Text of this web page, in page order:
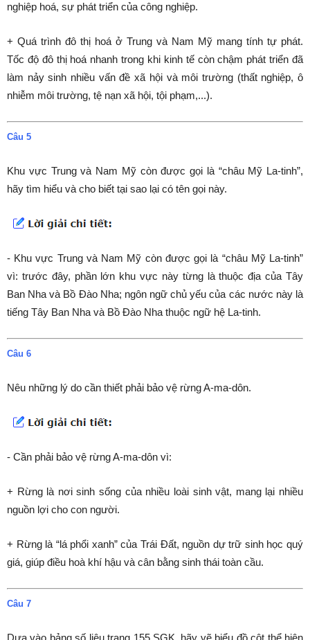
nghiệp hoá, sự phát triển của công nghiệp.
+ Quá trình đô thị hoá ở Trung và Nam Mỹ mang tính tự phát.
Tốc độ đô thị hoá nhanh trong khi kinh tế còn chậm phát triển đã
làm nảy sinh nhiều vấn đề xã hội và môi trường (thất nghiệp, ô
nhiễm môi trường, tệ nạn xã hội, tội phạm,...).
Câu 5
Khu vực Trung và Nam Mỹ còn được gọi là “châu Mỹ La-tinh”,
hãy tìm hiểu và cho biết tại sao lại có tên gọi này.
- Khu vực Trung và Nam Mỹ còn được gọi là “châu Mỹ La-tinh”
vì: trước đây, phần lớn khu vực này từng là thuộc địa của Tây
Ban Nha và Bồ Đào Nha; ngôn ngữ chủ yếu của các nước này là
tiếng Tây Ban Nha và Bồ Đào Nha thuộc ngữ hệ La-tinh.
Câu 6
Nêu những lý do cần thiết phải bảo vệ rừng A-ma-dôn.
- Cần phải bảo vệ rừng A-ma-dôn vì:
+ Rừng là nơi sinh sống của nhiều loài sinh vật, mang lại nhiều
nguồn lợi cho con người.
+ Rừng là “lá phổi xanh” của Trái Đất, nguồn dự trữ sinh học quý
giá, giúp điều hoà khí hậu và cân bằng sinh thái toàn cầu.
Câu 7
Dựa vào bảng số liệu trang 155 SGK, hãy vẽ biểu đồ cột thể hiện